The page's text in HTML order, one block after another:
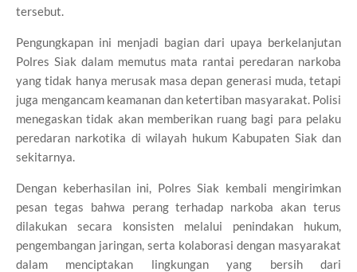
tersebut.
Pengungkapan ini menjadi bagian dari upaya berkelanjutan
Polres Siak dalam memutus mata rantai peredaran narkoba
yang tidak hanya merusak masa depan generasi muda, tetapi
juga mengancam keamanan dan ketertiban masyarakat. Polisi
menegaskan tidak akan memberikan ruang bagi para pelaku
peredaran narkotika di wilayah hukum Kabupaten Siak dan
sekitarnya.
Dengan keberhasilan ini, Polres Siak kembali mengirimkan
pesan tegas bahwa perang terhadap narkoba akan terus
dilakukan secara konsisten melalui penindakan hukum,
pengembangan jaringan, serta kolaborasi dengan masyarakat
dalam menciptakan lingkungan yang bersih dari